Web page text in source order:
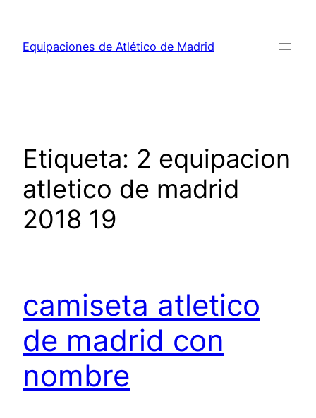
contenido
Equipaciones de Atlético de Madrid
Etiqueta: 2 equipacion
atletico de madrid
2018 19
camiseta atletico
de madrid con
nombre